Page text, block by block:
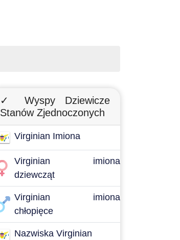
✓ Wyspy Dziewicze
Stanów Zjednoczonych
Virginian Imiona
Virginian imiona
dziewcząt
Virginian imiona
chłopięce
Nazwiska Virginian